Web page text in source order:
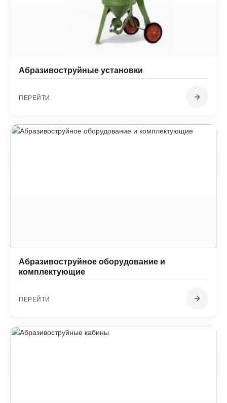
Абразивоструйные установки
ПЕРЕЙТИ
Абразивоструйное оборудование и
комплектующие
ПЕРЕЙТИ